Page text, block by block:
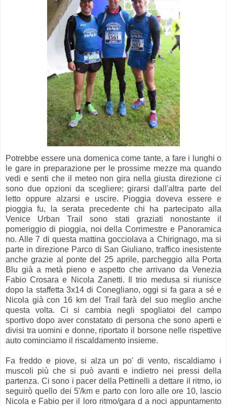
Potrebbe essere una domenica come tante, a fare i lunghi o
le gare in preparazione per le prossime mezze ma quando
vedi e senti che il meteo non gira nella giusta direzione ci
sono due opzioni da scegliere; girarsi dall'altra parte del
letto oppure alzarsi e uscire. Pioggia doveva essere e
pioggia fu, la serata precedente chi ha partecipato alla
Venice Urban Trail sono stati graziati nonostante il
pomeriggio di pioggia, noi della Corrimestre e Panoramica
no. Alle 7 di questa mattina gocciolava a Chirignago, ma si
parte in direzione Parco di San Giuliano, traffico inesistente
anche grazie al ponte del 25 aprile, parcheggio alla Porta
Blu già a metà pieno e aspetto che arrivano da Venezia
Fabio Crosara e Nicola Zanetti. Il trio medusa si riunisce
dopo la staffetta 3x14 di Conegliano, oggi si fa gara a sé e
Nicola già con 16 km del Trail farà del suo meglio anche
questa volta. Ci si cambia negli spogliatoi del campo
sportivo dopo aver constatato di persona che sono aperti e
divisi tra uomini e donne, riportato il borsone nelle rispettive
auto cominciamo il riscaldamento insieme.
Fa freddo e piove, si alza un po' di vento, riscaldiamo i
muscoli più che si può avanti e indietro nei pressi della
partenza. Ci sono i pacer della Pettinelli a dettare il ritmo, io
seguirò quello dei 5'/km e parto con loro alle ore 10, lascio
Nicola e Fabio per il loro ritmo/gara d a noci appuntamento